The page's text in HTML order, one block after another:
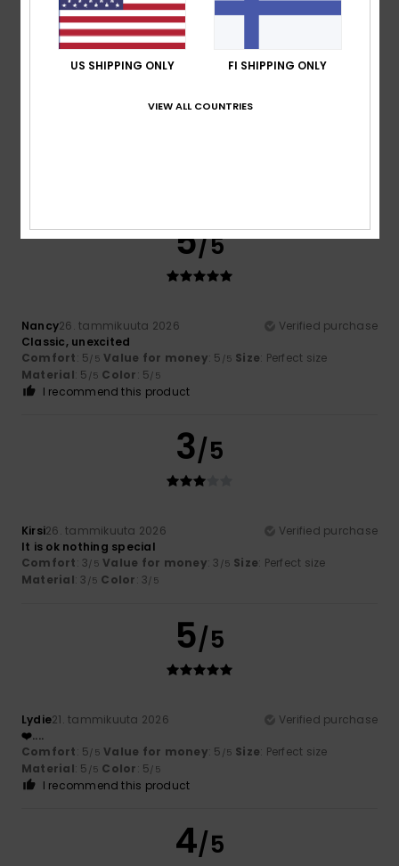
5/5
Nancy26. tammikuuta 2026
Verified purchase
Classic, unexcited
Comfort: 5/5 Value for money: 5 /5 Size: Perfect size
Material: 5 /5 Color: 5/5
I recommend this product
3/5
Kirsi26. tammikuuta 2026
Verified purchase
It is ok nothing special
Comfort: 3/5 Value for money: 3 /5 Size: Perfect size
Material: 3 /5 Color: 3/5
5/5
Lydie21. tammikuuta 2026
Verified purchase
❤️....
Comfort: 5/5 Value for money: 5 /5 Size: Perfect size
Material: 5 /5 Color: 5/5
I recommend this product
4/5
US SHIPPING ONLY FI SHIPPING ONLY
VIEW ALL COUNTRIES